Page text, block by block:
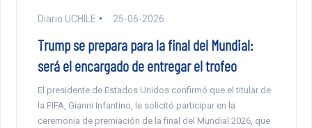
Diario UCHILE 25-06-2026
Trump se prepara para la final del Mundial:
será el encargado de entregar el trofeo
El presidente de Estados Unidos confirmó que el titular de
la FIFA, Gianni Infantino, le solicitó participar en la
ceremonia de premiación de la final del Mundial 2026, que